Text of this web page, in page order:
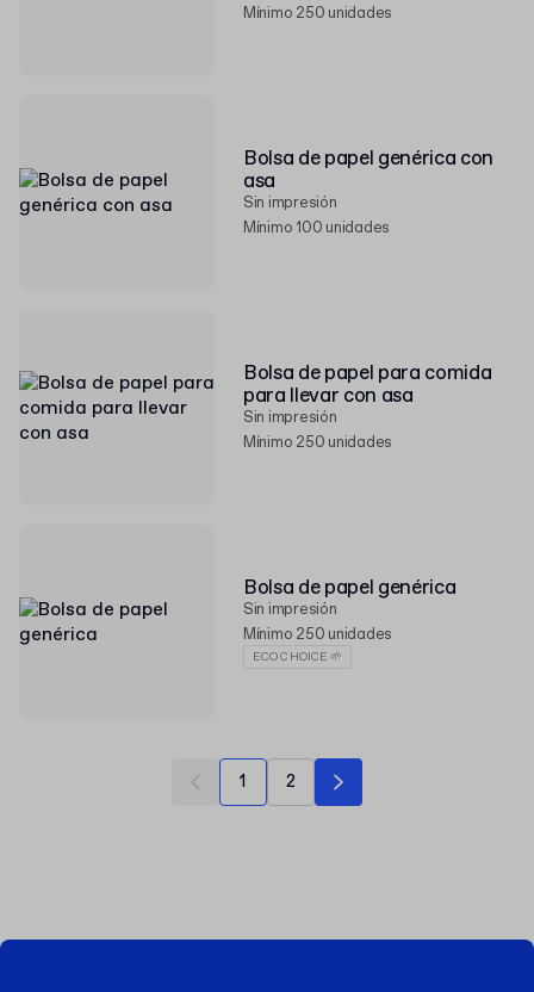
Mínimo 250 unidades
Bolsa de papel genérica con
asa
Sin impresión
Mínimo 100 unidades
Bolsa de papel para comida
para llevar con asa
Sin impresión
Mínimo 250 unidades
Bolsa de papel genérica
Sin impresión
Mínimo 250 unidades
ECO CHOICE 🌱
1 2